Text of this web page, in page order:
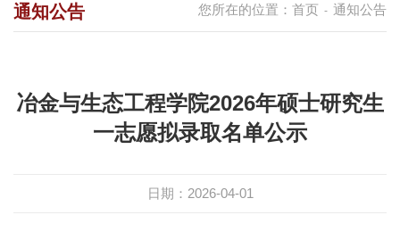
您所在的位置： 首页 - 通知公告
通知公告
冶金与生态工程学院2026年硕士研究生
一志愿拟录取名单公示
日期：2026-04-01